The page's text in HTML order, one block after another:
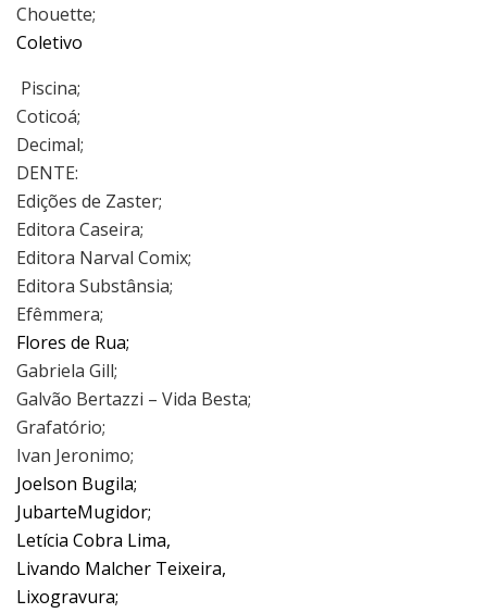
​Chouette;​
Coletivo
​ Piscina;
Coticoá;​
​Decimal;​
​DENTE:
Edições de Zaster;​
​Editora Caseira;
Editora Narval Comix;
Editora Substânsia;
Efêmmera;
Flores de Rua;
​Gabriela Gill;
Galvão Bertazzi – Vida Besta;
Grafatório;
Ivan Jeronimo;​
Joelson Bugila;
JubarteMugidor;
Letícia Cobra Lima,
Livando Malcher Teixeira,
Lixogravura;